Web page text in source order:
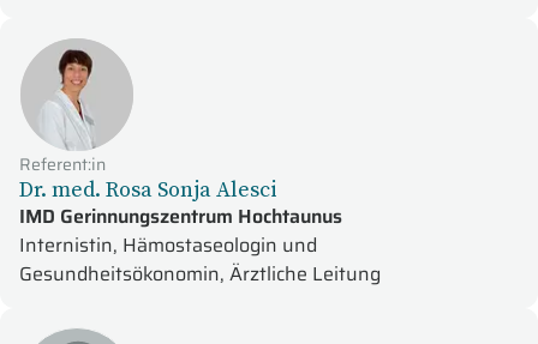
Referent:in
Dr. med. Rosa Sonja Alesci
IMD Gerinnungszentrum Hochtaunus
Internistin, Hämostaseologin und
Gesundheitsökonomin, Ärztliche Leitung